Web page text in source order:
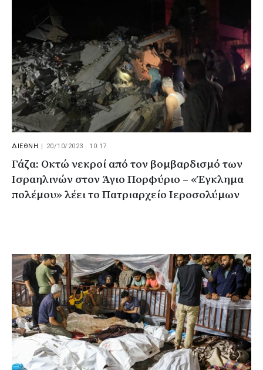
ΔΙΕΘΝΗ 20/10/2023 · 10:17
Γάζα: Οκτώ νεκροί από τον βομβαρδισμό των
Ισραηλινών στον Άγιο Πορφύριο – «Έγκλημα
πολέμου» λέει το Πατριαρχείο Ιεροσολύμων